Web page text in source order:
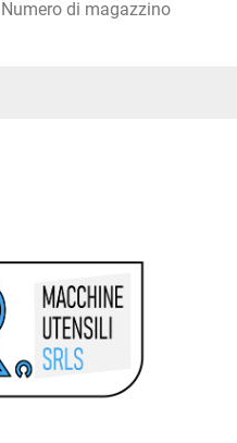
Numero di magazzino